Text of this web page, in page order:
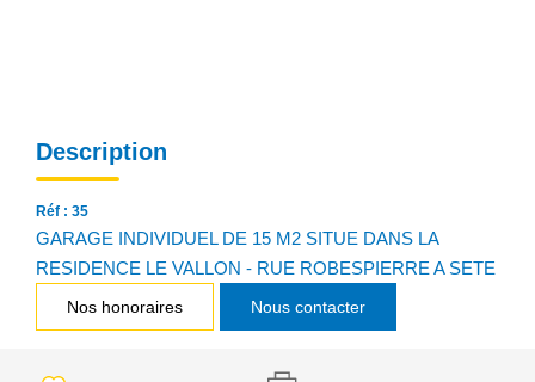
Description
Réf : 35
GARAGE INDIVIDUEL DE 15 M2 SITUE DANS LA
RESIDENCE LE VALLON - RUE ROBESPIERRE A SETE
Nos honoraires Nous contacter